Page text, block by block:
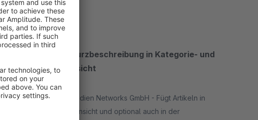
Artikel Kurzbeschreibung in Kategorie- und
Detailansicht
By Inter Medien Networks GmbH - Fügt Artikeln in
der Detailansicht und optional auch in der